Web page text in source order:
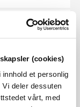
(cookies)
et personlig
deler dessuten
vårt, med
for ny
den tidligare
Svelgen
SFE